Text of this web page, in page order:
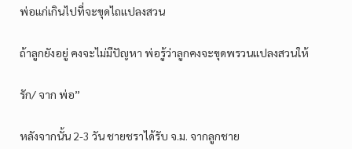
พ่อแก่เกินไปที่จะขุดไถแปลงสวน
ถ้าลูกยังอยู่ คงจะไม่มีปัญหา พ่อรู้ว่าลูกคงจะขุดพรวนแปลงสวนให้
รัก/ จาก พ่อ”
หลังจากนั้น 2-3 วัน ชายชราได้รับ จ.ม. จากลูกชาย